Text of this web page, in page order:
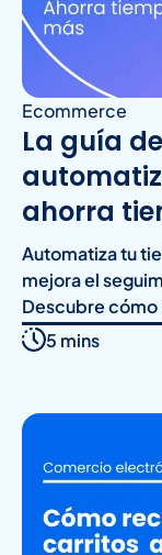
Ecommerce
La guía
ahorra
Automatiza tu
mejora el
Descubre cómo
5 mins